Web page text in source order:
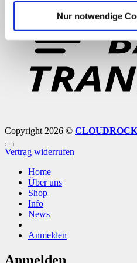
Nur notwendige
Copyright 2026 ©
Vertrag widerrufen
Home
Über uns
Shop
Info
News
Anmelden